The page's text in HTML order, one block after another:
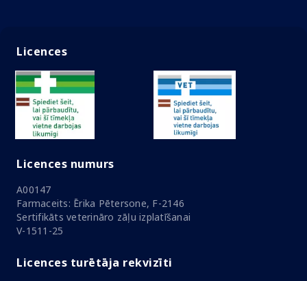
Licences
Licences numurs
A00147
Farmaceits: Ērika Pētersone, F-2146
Sertifikāts veterināro zāļu izplatīšanai
V-1511-25
Licences turētāja rekvizīti